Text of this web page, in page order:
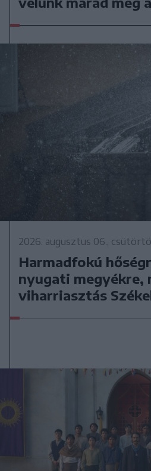
2026. augusztus 06.,
Harmadfokú
nyugati megyékre,
viharriasztás